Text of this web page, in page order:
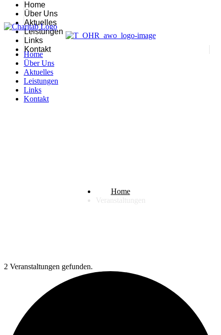
Home
Über Uns
Aktuelles
Leistungen
Links
Kontakt
Home
Über Uns
Aktuelles
Leistungen
Links
Kontakt
Home
Veranstaltungen
2 Veranstaltungen gefunden.